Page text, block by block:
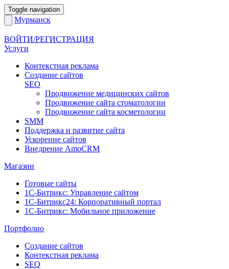
Toggle navigation
Мурманск
ВОЙТИ/РЕГИСТРАЦИЯ
Услуги
Контекстная реклама
Создание сайтов
SEO
Продвижение медицинских сайтов
Продвижение сайта стоматологии
Продвижение сайта косметологии
SMM
Поддержка и развитие сайта
Ускорение сайтов
Внедрение AmoCRM
Магазин
Готовые сайты
1С-Битрикс: Управление сайтом
1С-Битрикс24: Корпоративный портал
1С-Битрикс: Мобильное приложение
Портфолио
Создание сайтов
Контекстная реклама
SEO